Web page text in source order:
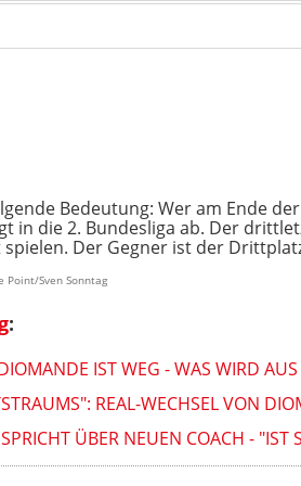
Bedeutung: Wer am Ende
in die 2. Bundesliga ab. Der
Der Gegner ist der
Point/Sven Sonntag
:
IST WEG - WAS WIRD
REAL-WECHSEL VON
ÜBER NEUEN COACH - "IST